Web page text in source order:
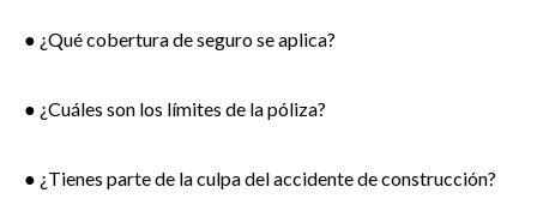
● ¿Qué cobertura de seguro se aplica?
● ¿Cuáles son los límites de la póliza?
● ¿Tienes parte de la culpa del accidente de construcción?